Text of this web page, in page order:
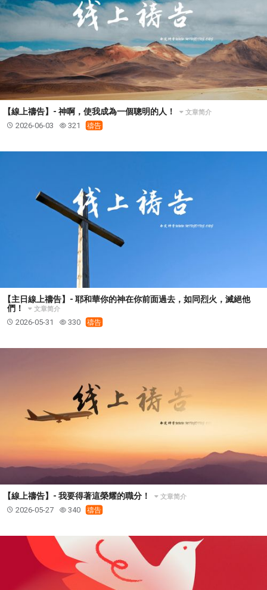
【線上禱告】- 神啊，使我成為一個聰明的人！ 文章简介
2026-06-03 321 禱告
【主日線上禱告】- 耶和華你的神在你前面過去，如同烈火，滅絕他
們！
文章简介
2026-05-31 330 禱告
【線上禱告】- 我要得著這榮耀的職分！ 文章简介
2026-05-27 340 禱告